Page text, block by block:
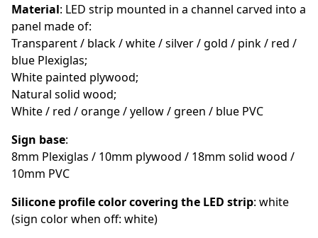
Material: LED strip mounted in a channel carved into a
panel made of:
Transparent / black / white / silver / gold / pink / red /
blue Plexiglas;
White painted plywood;
Natural solid wood;
White / red / orange / yellow / green / blue PVC
Sign base:
8mm Plexiglas / 10mm plywood / 18mm solid wood /
10mm PVC
Silicone profile color covering the LED strip: white
(sign color when off: white)